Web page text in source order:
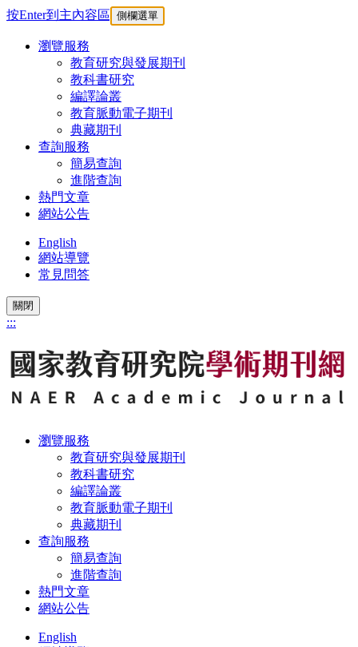
按Enter到主內容區 側欄選單
瀏覽服務
教育研究與發展期刊
教科書研究
編譯論叢
教育脈動電子期刊
典藏期刊
查詢服務
簡易查詢
進階查詢
熱門文章
網站公告
English
網站導覽
常見問答
關閉
:::
瀏覽服務
教育研究與發展期刊
教科書研究
編譯論叢
教育脈動電子期刊
典藏期刊
查詢服務
簡易查詢
進階查詢
熱門文章
網站公告
English